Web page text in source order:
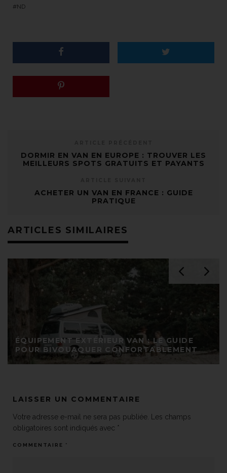
ND
DORMIR EN VAN EN EUROPE : TROUVER LES
MEILLEURS SPOTS GRATUITS ET PAYANTS
ACHETER UN VAN EN FRANCE : GUIDE
PRATIQUE
ARTICLES SIMILAIRES
ÉQUIPEMENT EXTÉRIEUR VAN : LE GUIDE
POUR BIVOUAQUER CONFORTABLEMENT
LAISSER UN COMMENTAIRE
Votre adresse e-mail ne sera pas publiée.
Les champs
obligatoires sont indiqués avec *
COMMENTAIRE *